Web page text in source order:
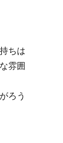
ちは
雰囲
ろう